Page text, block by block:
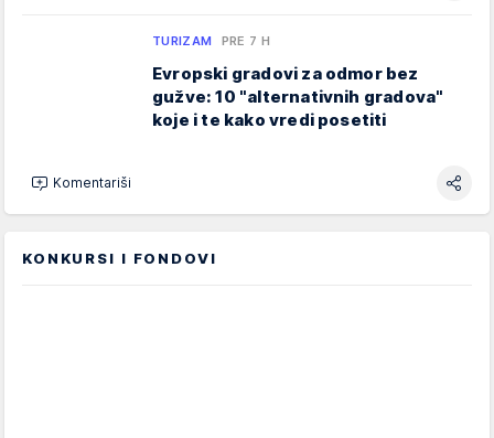
TURIZAM PRE 7 H
Evropski gradovi za odmor bez
gužve: 10 "alternativnih gradova"
koje i te kako vredi posetiti
Komentariši
KONKURSI I FONDOVI